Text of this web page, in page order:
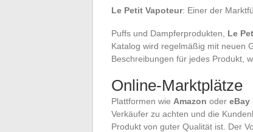
Le Petit Vapoteur: Einer der
Puffs und Dampferprodukten, Le
Katalog wird regelmäßig mit neuen
Beschreibungen für jedes Produkt,
Online-Marktplätze
Plattformen wie Amazon oder eBay
Verkäufer zu achten und die
Produkt von guter Qualität ist. Der